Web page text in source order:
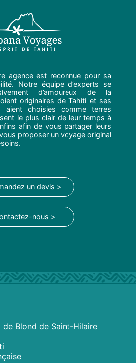
agence est reconnue pour sa
Notre équipe d’experts se
d’amoureux de la
originaires de Tahiti et ses
aient choisies comme terres
le plus clair de leur temps à
afin de vous partager leurs
proposer un voyage original
un devis >
nous >
de Blond de Saint-Hilaire